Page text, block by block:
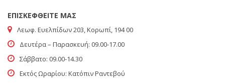
ΕΠΙΣΚΕΦΘΕΙΤΕ ΜΑΣ
Λεωφ. Ευελπίδων 203, Κορωπί, 194 00
Δευτέρα – Παρασκευή: 09.00-17.00
Σάββατο: 09.00-14.30
Εκτός Ωραρίου: Κατόπιν Ραντεβού